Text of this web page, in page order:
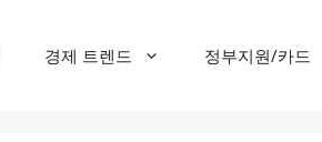
경제 트렌드 정부지원/카드